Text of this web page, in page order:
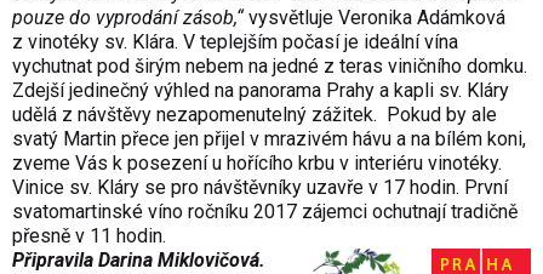
pouze do vyprodání zásob,“ vysvětluje Veronika Adámková
z vinotéky sv. Klára. V teplejším počasí je ideální vína
vychutnat pod širým nebem na jedné z teras viničního domku.
Zdejší jedinečný výhled na panorama Prahy a kapli sv. Kláry
udělá z návštěvy nezapomenutelný zážitek. Pokud by ale
svatý Martin přece jen přijel v mrazivém hávu a na bílém koni,
zveme Vás k posezení u hořícího krbu v interiéru vinotéky.
Vinice sv. Kláry se pro návštěvníky uzavře v 17 hodin. První
svatomartinské víno ročníku 2017 zájemci ochutnají tradičně
přesně v 11 hodin.
Připravila Darina Miklovičová.